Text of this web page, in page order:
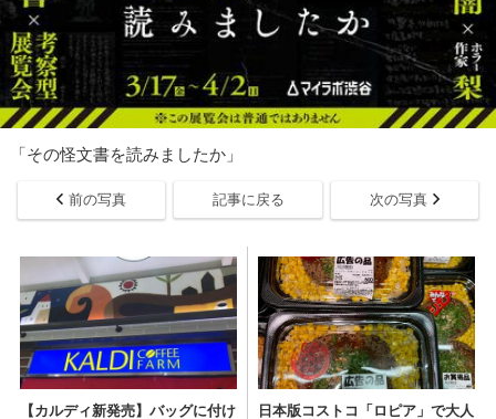
「その怪文書を読みましたか」
前の写真 記事に戻る 次の写真